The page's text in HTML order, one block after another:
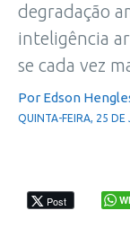
degradação
inteligência
se cada vez
Por Edson
QUINTA-FEIRA, 25
Post